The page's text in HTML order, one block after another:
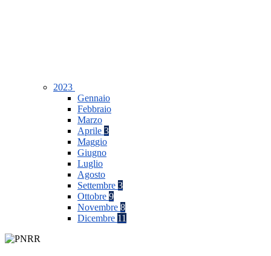
2023
Gennaio
Febbraio
Marzo
Aprile 3
Maggio
Giugno
Luglio
Agosto
Settembre 3
Ottobre 9
Novembre 8
Dicembre 11